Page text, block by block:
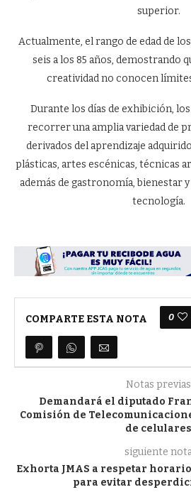
superior.
Actualmente, el rango de edad de
seis a los 85 años, demostrando
creatividad no conocen
Durante los días de exhibición,
recorrer una amplia variedad de
derivados del aprendizaje
plásticas, artes escénicas, técnicas
además de gastronomía, bienestar
tecnología.
COMPARTE ESTA NOTA 0
Notas previas
Demandará el diputado
Comisión de
de celulares
siguiente
Exhorta JMAS a respetar
para evitar